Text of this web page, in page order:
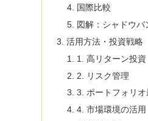
国際比較
図解：シャドウバ
活用方法・投資戦略
1. 高リターン投資
2. リスク管理
3. ポートフォリ
4. 市場環境の活用